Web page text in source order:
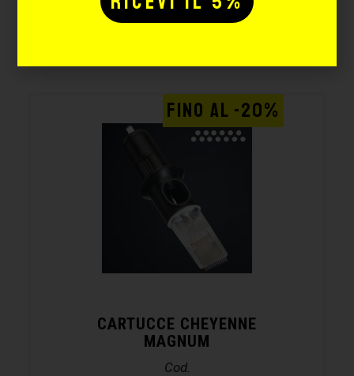
Potrebbe interessarti
anche:
CARTUCCE CHEYENNE
MAGNUM
Cod.
FINO AL -20%